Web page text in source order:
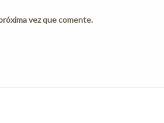
vez que comente.